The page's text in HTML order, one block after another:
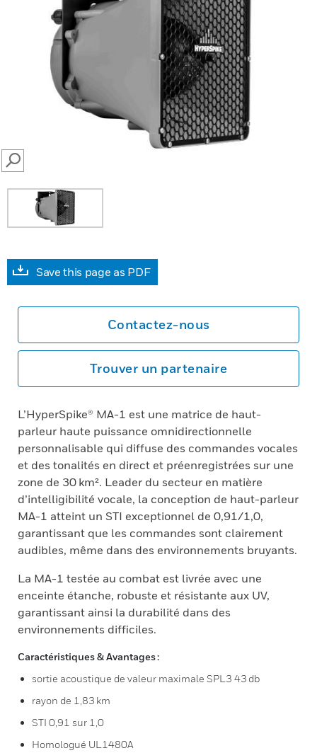
SEARCH
Save this page as PDF
Contactez-nous
Trouver un partenaire
L’HyperSpike® MA-1 est une matrice de haut-
parleur haute puissance omnidirectionnelle
personnalisable qui diffuse des commandes vocales
et des tonalités en direct et préenregistrées sur une
zone de 30 km². Leader du secteur en matière
d’intelligibilité vocale, la conception de haut-parleur
MA-1 atteint un STI exceptionnel de 0,91/1,0,
garantissant que les commandes sont clairement
audibles, même dans des environnements bruyants.
La MA-1 testée au combat est livrée avec une
enceinte étanche, robuste et résistante aux UV,
garantissant ainsi la durabilité dans des
environnements difficiles.
Caractéristiques & Avantages :
sortie acoustique de valeur maximale SPL3 43 db
rayon de 1,83 km
STI 0,91 sur 1,0
Homologué UL1480A